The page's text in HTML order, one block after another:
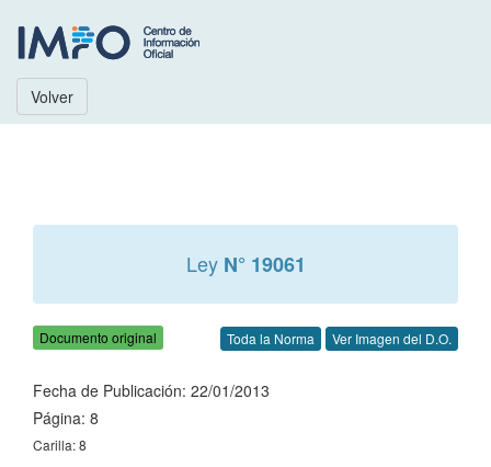
Volver
Ley N° 19061
Documento original Toda la Norma Ver Imagen del D.O.
Fecha de Publicación: 22/01/2013
Página: 8
Carilla: 8